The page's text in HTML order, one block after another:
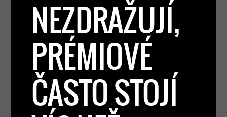
NEZDRAŽUJÍ,
PRÉMIOVÉ
ČASTO STOJÍ